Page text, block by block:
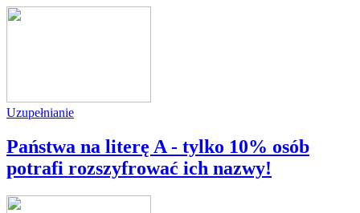
Uzupełnianie
Państwa na literę A - tylko 10% osób
potrafi rozszyfrować ich nazwy!